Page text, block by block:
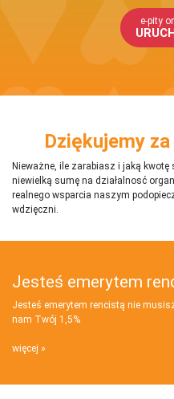
e-pity
Dziękujemy
Nieważne, ile zarabiasz i jaką
niewielką sumę na działalnosć
realnego wsparcia naszym
wdzięczni.
Jesteś emerytem
Jesteś emerytem rencistą nie
nam Twój 1,5%
więcej